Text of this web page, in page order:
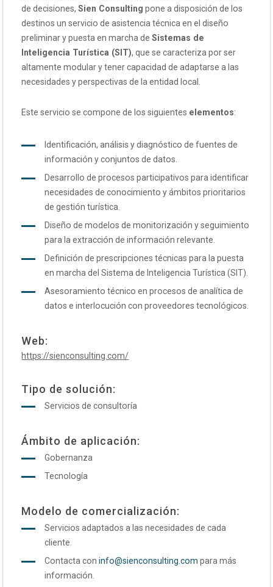
de decisiones,Sien Consulting pone a disposición de los
destinos un servicio de asistencia técnica en el diseño
preliminar y puesta en marcha deSistemas de
Inteligencia Turística (SIT), que se caracteriza por ser
altamente modular y tener capacidad de adaptarse a las
necesidades y perspectivas de la entidad local.
Este servicio se compone de los siguientes elementos:
Identificación, análisis y diagnóstico de fuentes de
información y conjuntos de datos.
Desarrollo de procesos participativos para identificar
necesidades de conocimiento y ámbitos prioritarios
de gestión turística.
Diseño de modelos de monitorización y seguimiento
para la extracción de información relevante.
Definición de prescripciones técnicas para la puesta
en marcha del Sistema de Inteligencia Turística (SIT).
Asesoramiento técnico en procesos de analítica de
datos e interlocución con proveedores tecnológicos.
Web:
https://sienconsulting.com/
Tipo de solución:
Servicios de consultoría
Ámbito de aplicación:
Gobernanza
Tecnología
Modelo de comercialización:
Servicios adaptados a las necesidades de cada
cliente.
Contacta con info@sienconsulting.com para más
información.